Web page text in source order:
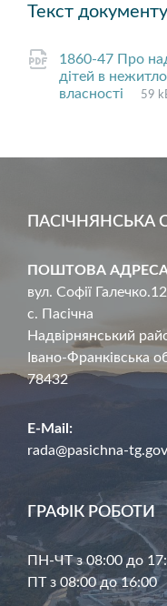
Текст документу
1860-47 Про
дітей в
власності
File
pdf
File
59
ПАСІЧНЯНСЬКА
ПОШТОВА
вул. Софії
с. Пасічна
Надвірнянський
Івано-Франківська
78432
E-Mail:
rada@pasichna-
ГРАФІК РОБОТИ
ПН-ЧТ з 08:00 до
ПТ з 08:00 до 16:00